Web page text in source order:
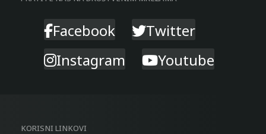
Facebook
Twitter
Instagram
Youtube
KORISNI LINKOVI